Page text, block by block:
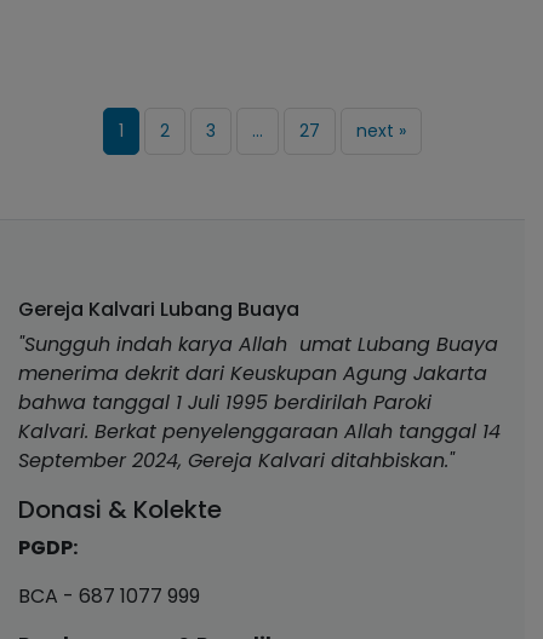
1 2 3 … 27 next »
Gereja Kalvari Lubang Buaya
"Sungguh indah karya Allah umat Lubang Buaya
menerima dekrit dari Keuskupan Agung Jakarta
bahwa tanggal 1 Juli 1995 berdirilah Paroki
Kalvari. Berkat penyelenggaraan Allah tanggal 14
September 2024, Gereja Kalvari ditahbiskan."
Donasi & Kolekte
PGDP:
BCA - 687 1077 999